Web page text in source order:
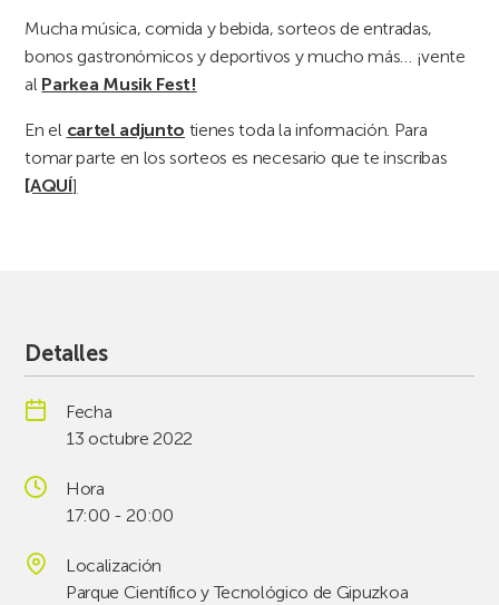
Mucha música, comida y bebida, sorteos de entradas,
bonos gastronómicos y deportivos y mucho más… ¡vente
al Parkea Musik Fest!
En el cartel adjunto tienes toda la información. Para
tomar parte en los sorteos es necesario que te inscribas
[AQUÍ]
Detalles
Fecha
13 octubre 2022
Hora
17:00 - 20:00
Localización
Parque Científico y Tecnológico de Gipuzkoa